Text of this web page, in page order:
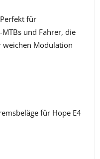
für
und Fahrer, die
weichen Modulation
für Hope E4